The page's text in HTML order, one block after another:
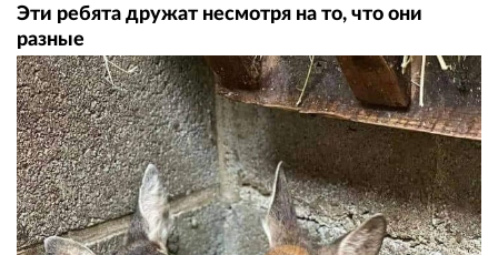
Эти ребята дружат несмотря на то, что они
разные